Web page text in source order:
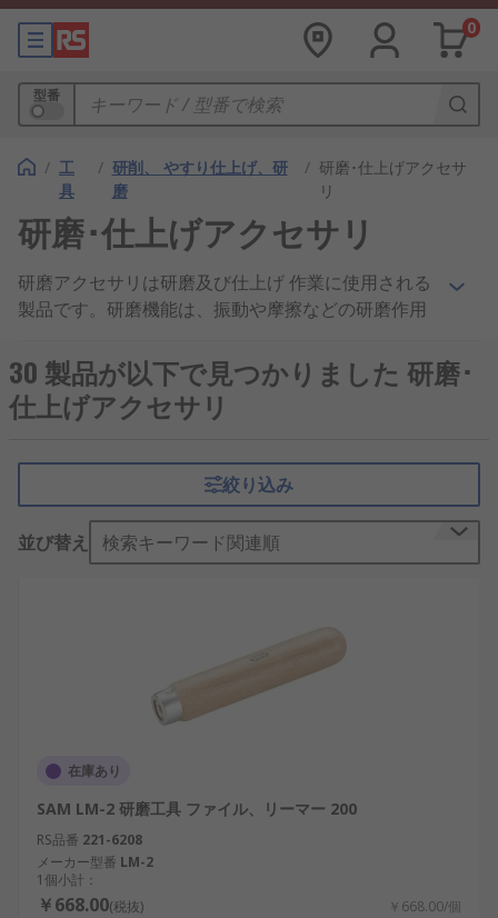
0
型番
/ 工
具
/ 研削、 やすり仕上げ、研
磨
/ 研磨･仕上げアクセサ
リ
研磨･仕上げアクセサリ
研磨アクセサリは研磨及び仕上げ 作業に使用される
製品です。研磨機能は、振動や摩擦などの研磨作用
は、酸又はアルカリを研磨アクセサリに塗布して化
学的研磨を発生させ、製品表面から堆積や汚れを除
去します。
研磨アクセサリの用途は?
研磨アクセサリは、バリ取り、清掃、及び平滑化に
使用します。これらは製品を強化し、汚染を防ぎ、
の環境汚れや垢を防ぎます。研磨アクセサリはガラ
スやプラスチック業界でも一般的に使用され、研磨
し仕上げ作業を行って製品表面の透明度を上げてい
化学研磨は、ボイラー及び半導体業界で金属、真鍮
及び銅の装置の変色を除去するために行われていま
す。配管業界では、パイプやホース内の腐食や錆の
予防措置として、研磨アクセサリを使用していま
す。
30 製品が以下で見つかりました 研磨･
仕上げアクセサリ
絞り込み
並び替え 検索キーワード関連順
在庫あり
SAM LM-2 研磨工具 ファイル、リーマー 200
RS品番 221-6208
メーカー型番 LM-2
1個小計：
￥668.00(税抜) ￥668.00/個